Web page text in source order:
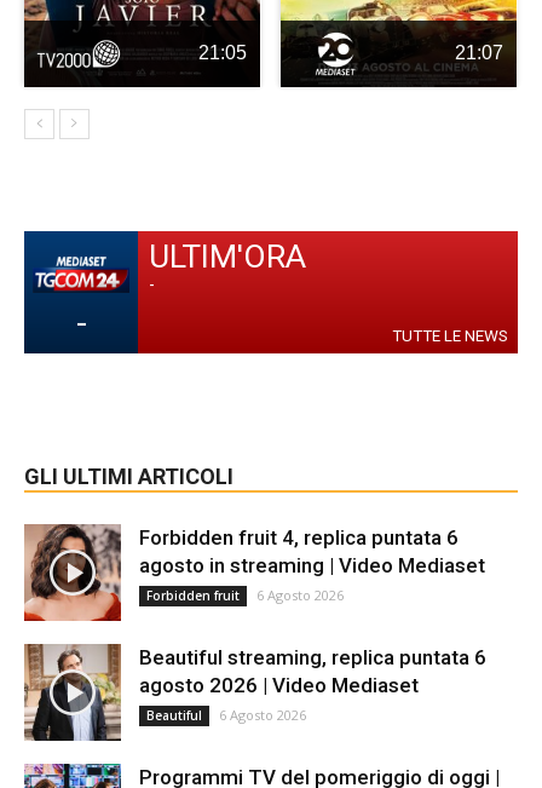
21:05 21:07
-
ULTIM'ORA
-
TUTTE LE NEWS
GLI ULTIMI ARTICOLI
Forbidden fruit 4, replica puntata 6
agosto in streaming | Video Mediaset
Forbidden fruit 6 Agosto 2026
Beautiful streaming, replica puntata 6
agosto 2026 | Video Mediaset
Beautiful 6 Agosto 2026
Programmi TV del pomeriggio di oggi |